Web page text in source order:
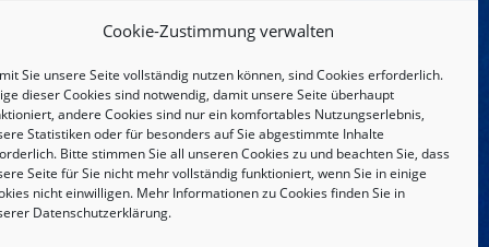
Cookie-Zustimmung verwalten
Sie unsere Seite vollständig nutzen können, sind Cookies erforderlich.
dieser Cookies sind notwendig, damit unsere Seite überhaupt
andere Cookies sind nur ein komfortables Nutzungserlebnis,
Statistiken oder für besonders auf Sie abgestimmte Inhalte
Bitte stimmen Sie all unseren Cookies zu und beachten Sie, dass
Seite für Sie nicht mehr vollständig funktioniert, wenn Sie in einige
nicht einwilligen. Mehr Informationen zu Cookies finden Sie in
Datenschutzerklärung.